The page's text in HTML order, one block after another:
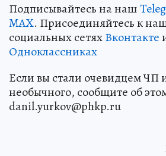
Подписывайтесь на наш
MAX. Присоединяйтесь к
социальных сетяхВконтакте
Одноклассниках
Если вы стали очевидцем ЧП
необычного, сообщите об
danil.yurkov@phkp.ru